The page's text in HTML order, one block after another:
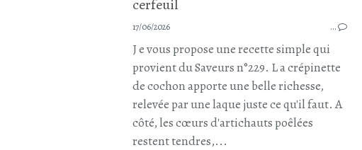
17/06/2026 …
J e vous propose une recette simple qui
provient du Saveurs n°229. L a crépinette
de cochon apporte une belle richesse,
relevée par une laque juste ce qu'il faut. A
côté, les cœurs d'artichauts poêlées
restent tendres,...